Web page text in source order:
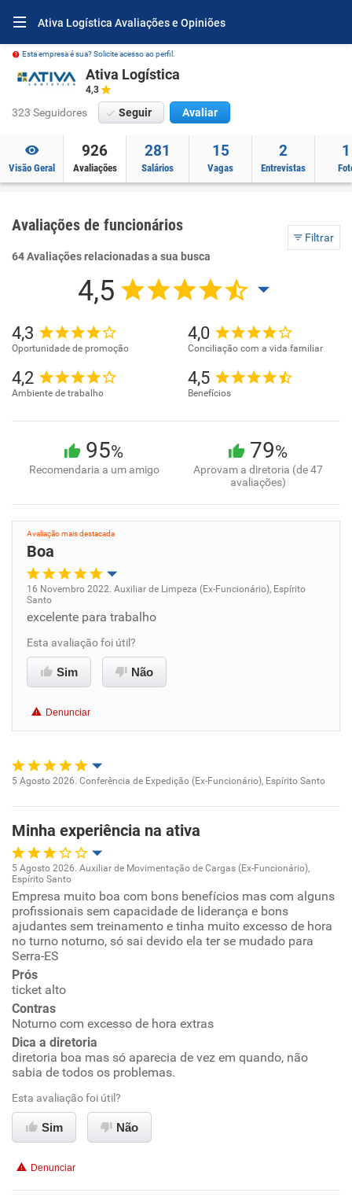
Ativa Logística Avaliações e Opiniões
Esta empresa é sua? Solicite acesso ao perfil.
Ativa Logística
4,3
323 Seguidores Seguir Avaliar
Visão Geral
926
Avaliações
281
Salários
15
Vagas
2
Entrevistas
1
Avaliações de funcionários
Filtrar
64 Avaliações relacionadas a sua busca
4,5
4,3
Oportunidade de promoção
4,0
Conciliação com a vida familiar
4,2
Ambiente de trabalho
4,5
Benefícios
95%
Recomendaria a um amigo
79%
Aprovam a diretoria (de 47
avaliações)
Avaliação mais destacada
Boa
Oportunidade de promoção
Ambiente de trabalho
Conciliação com a vida familiar
Recomenda esta empresa
Recomenda a diretoria
16 Novembro 2022. Auxiliar de Limpeza (Ex-Funcionário), Espírito
Santo
excelente para trabalho
Esta avaliação foi útil?
Sim Não
Denunciar
Ambiente de trabalho
Conciliação com a vida familiar
Benefícios
Recomenda esta empresa
5 Agosto 2026. Conferência de Expedição (Ex-Funcionário), Espírito Santo
Minha experiência na ativa
Oportunidade de promoção
Ambiente de trabalho
Conciliação com a vida familiar
Benefícios
Recomenda esta empresa
Não recomenda a diretoria
5 Agosto 2026. Auxiliar de Movimentação de Cargas (Ex-Funcionário),
Espírito Santo
Empresa muito boa com bons benefícios mas com alguns
profissionais sem capacidade de liderança e bons
ajudantes sem treinamento e tinha muito excesso de hora
no turno noturno, só sai devido ela ter se mudado para
Serra-ES
Prós
ticket alto
Contras
Noturno com excesso de hora extras
Dica a diretoria
diretoria boa mas só aparecia de vez em quando, não
sabia de todos os problemas.
Esta avaliação foi útil?
Sim Não
Denunciar